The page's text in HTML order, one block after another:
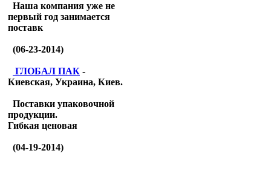
Наша компания уже не
первый год занимается
поставк
(06-23-2014)
ГЛОБАЛ ПАК -
Киевская, Украина, Киев.
Поставки упаковочной
продукции.
Гибкая ценовая
(04-19-2014)